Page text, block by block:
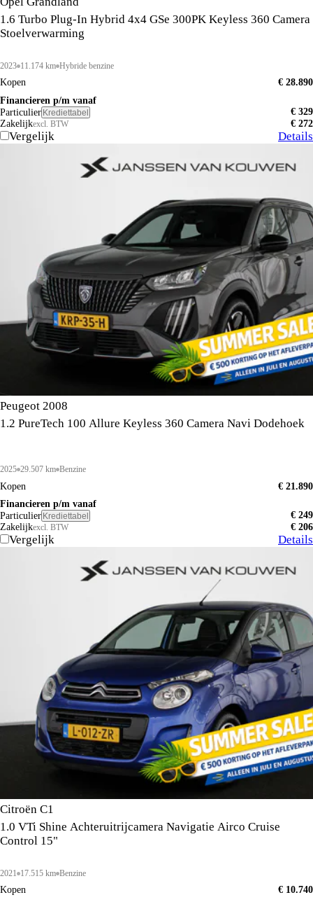
1.6 Turbo Plug-In Hybrid 4x4 GSe 300PK Keyless 360 Camera
Stoelverwarming
2023 11.174 km Hybride benzine
Kopen
€ 28.890
Financieren p/m vanaf
Particulier Krediettabel
€ 329
Zakelijkexcl. BTW € 272
Vergelijk Details
Peugeot 2008
1.2 PureTech 100 Allure Keyless 360 Camera Navi Dodehoek
2025 29.507 km Benzine
Kopen
€ 21.890
Financieren p/m vanaf
Particulier Krediettabel
€ 249
Zakelijkexcl. BTW € 206
Vergelijk Details
Citroën C1
1.0 VTi Shine Achteruitrijcamera Navigatie Airco Cruise
Control 15"
2021 17.515 km Benzine
Kopen
€ 10.740